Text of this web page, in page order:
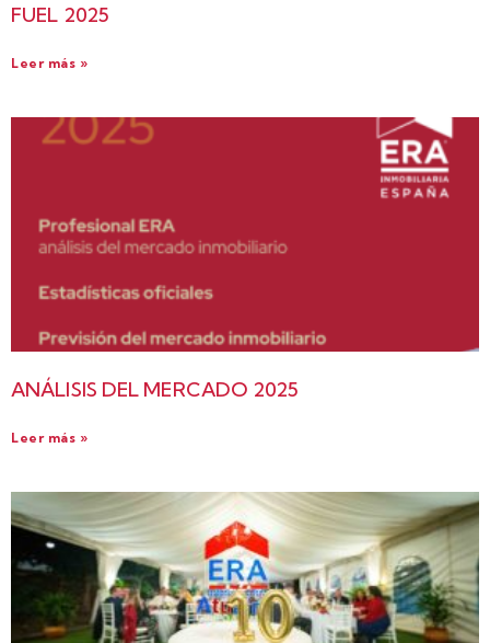
FUEL 2025
Leer más »
ANÁLISIS DEL MERCADO 2025
Leer más »